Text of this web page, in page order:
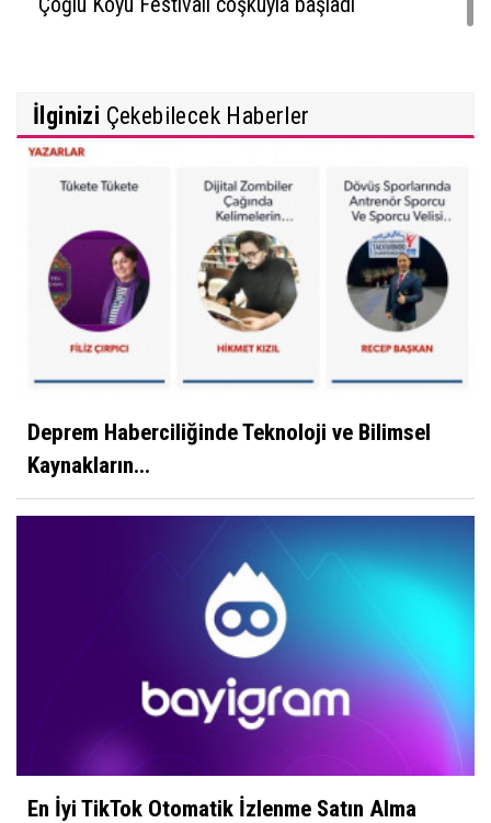
İlginizi Çekebilecek Haberler
Deprem Haberciliğinde Teknoloji ve Bilimsel
Kaynakların...
En İyi TikTok Otomatik İzlenme Satın Alma